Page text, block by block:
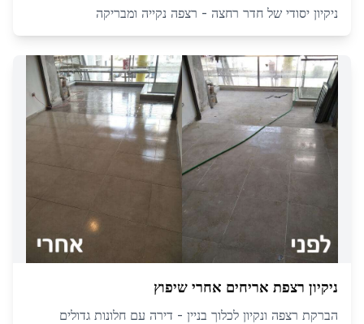
ניקיון יסודי של חדר רחצה - רצפה נקייה ומבריקה
ניקיון רצפת אריחים אחרי שיפוץ
הברקת רצפה ונקיון לכלוך בניין - דירה עם חלונות גדולים